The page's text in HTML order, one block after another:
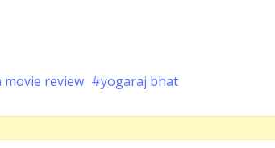
review yogaraj bhat